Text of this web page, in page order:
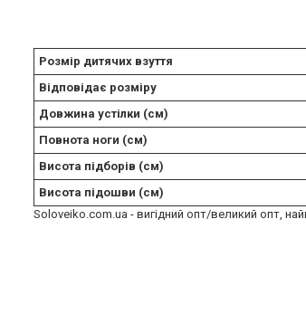
Розмір дитячих взуття
Відповідає розміру
Довжина устілки (см)
Повнота ноги (см)
Висота підборів (см)
Висота підошви (см)
Soloveiko.com.ua - вигідний опт/великий опт,